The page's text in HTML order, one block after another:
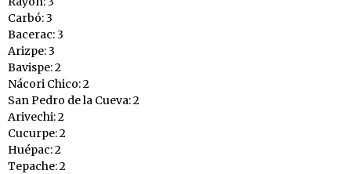
Carbó: 3
Bacerac: 3
Arizpe: 3
Bavispe: 2
Nácori Chico: 2
San Pedro de la Cueva: 2
Arivechi: 2
Cucurpe: 2
Huépac: 2
Tepache: 2